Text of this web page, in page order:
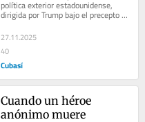
política exterior estadounidense,
dirigida por Trump bajo el precepto de
América Primero, suscriben su propia
y...
27.11.2025
40
Cubasí
Cuando un héroe
anónimo muere